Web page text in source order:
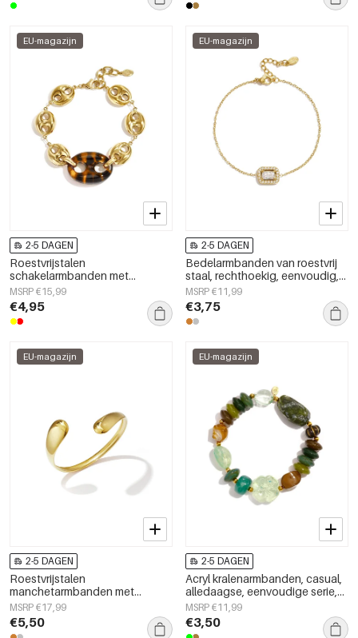
EU-magazijn
2-5 DAGEN
Roestvrijstalen
schakelarmbanden met
geometrische vormen,
eenvoudige, alledaagse serie,
damessieraden
MSRP €15,99
€4,95
EU-magazijn
2-5 DAGEN
Bedelarmbanden van roestvrij
staal, rechthoekig, eenvoudig,
geschikt voor dagelijks gebruik,
Simple Series, damessieraden
MSRP €11,99
€3,75
EU-magazijn
2-5 DAGEN
Roestvrijstalen
manchetarmbanden met
onregelmatige vorm,
eenvoudige, alledaagse serie,
damessieraden
MSRP €17,99
€5,50
EU-magazijn
2-5 DAGEN
Acryl kralenarmbanden, casual,
alledaagse, eenvoudige serie,
damessieraden
MSRP €11,99
€3,50